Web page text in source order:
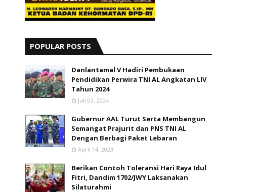
POPULAR POSTS
Danlantamal V Hadiri Pembukaan
Pendidikan Perwira TNI AL Angkatan LIV
Tahun 2024
Juli 03, 2024
Gubernur AAL Turut Serta Membangun
Semangat Prajurit dan PNS TNI AL
Dengan Berbagi Paket Lebaran
April 14, 2023
Berikan Contoh Toleransi Hari Raya Idul
Fitri, Dandim 1702/JWY Laksanakan
Silaturahmi